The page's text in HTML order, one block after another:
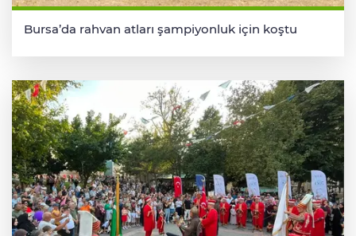
Bursa’da rahvan atları şampiyonluk için koştu